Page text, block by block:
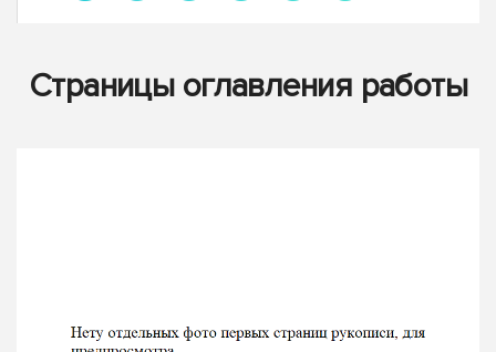
Страницы оглавления работы